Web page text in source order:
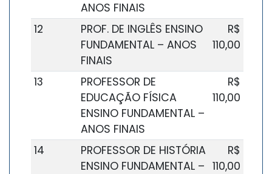
ANOS FINAIS
12
PROF. DE INGLÊS ENSINO
FUNDAMENTAL – ANOS
FINAIS
R$
110,00
13
PROFESSOR DE
EDUCAÇÃO FÍSICA
ENSINO FUNDAMENTAL –
ANOS FINAIS
R$
110,00
14
PROFESSOR DE HISTÓRIA
ENSINO FUNDAMENTAL –
R$
110,00